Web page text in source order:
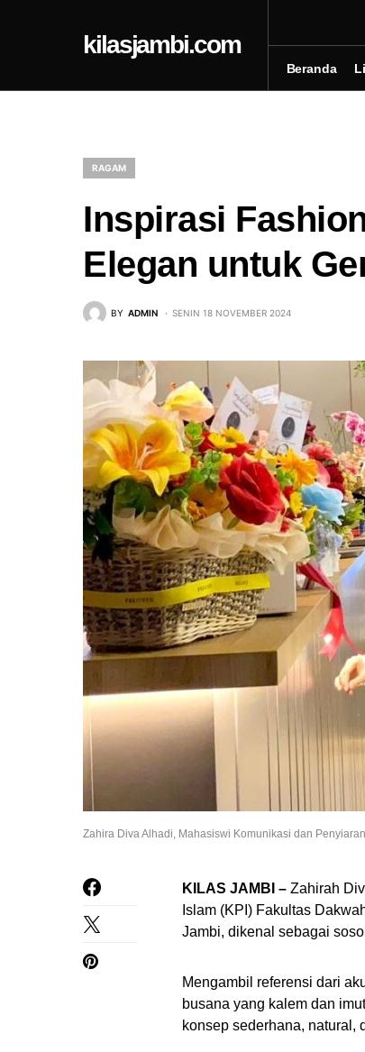
kilasjambi.com
Beranda
RAGAM
Inspirasi
Elegan untuk
BY ADMIN SENIN 18 NOVEMBER 2024
Zahira Diva Alhadi, Mahasiswi Komunikasi dan
KILAS JAMBI – Zahirah
Islam (KPI) Fakultas
Jambi, dikenal sebagai
Mengambil referensi dari
busana yang kalem dan
konsep sederhana, natural,